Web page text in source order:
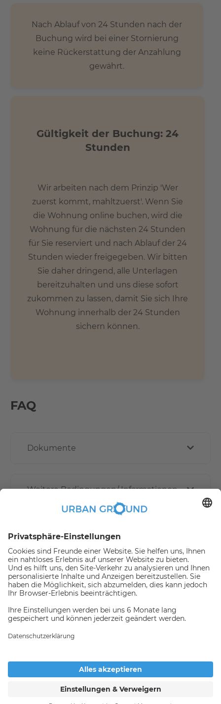
Nach Ablauf von 24 Stunden nach der
Buchung wird bei einer Stornierung
keine Rückerstattung der Anzahlung
gewährt.
Gültigkeit der Buchung: 24
Stunden
Wir arbeiten nach dem Prinzip 'Wer
zuerst kommt, mahltzuerst'. Wenn Sie
die Wohnung online buchen, wird die
Wohnung für die nächsten 24 Stunden
für Sie reserviert und nach Ablauf der 24
Stunden wieder freigegeben. Wir bitten
Sie daher dringend, alle Unterlagen
bereitzuhalten und uns diese sofort
zukommen zu lassen, damit Sie sich Ihre
Wohnung innerhalb der 24 Stunden
sichern können.
FAQ
Dokumente
Weitere Bedingungen/ Informationen
Wie funktioniert die Online buchen?
Erstattungspolitik
Apartment Online gebucht,
Verfügbar